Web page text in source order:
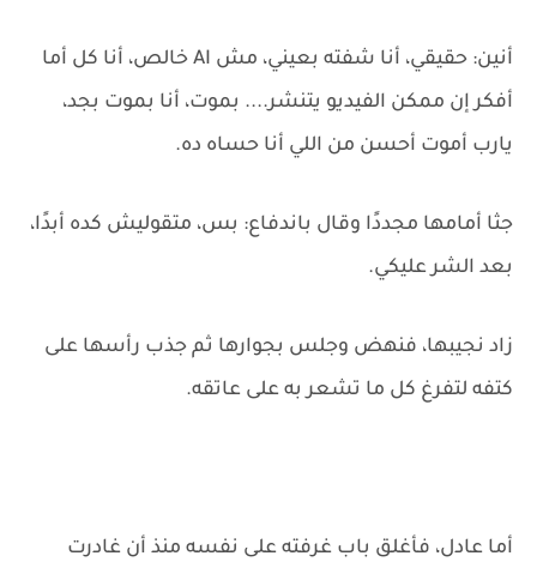
أنين: حقيقي، أنا شفته بعيني، مش AI خالص، أنا كل أما
أفكر إن ممكن الفيديو يتنشر.... بموت، أنا بموت بجد،
يارب أموت أحسن من اللي أنا حساه ده.
جثا أمامها مجددًا وقال باندفاع: بس، متقوليش كده أبدًا،
بعد الشر عليكي.
زاد نجيبها، فنهض وجلس بجوارها ثم جذب رأسها على
كتفه لتفرغ كل ما تشعر به على عاتقه.
أما عادل، فأغلق باب غرفته على نفسه منذ أن غادرت